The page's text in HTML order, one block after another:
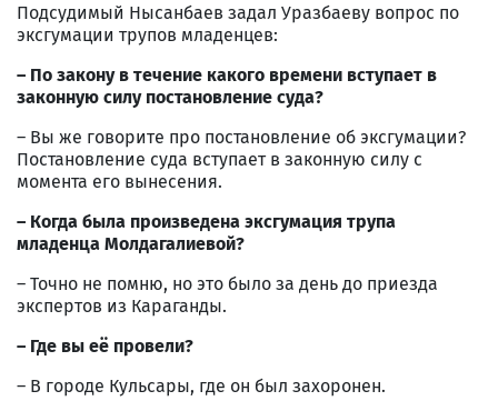
Подсудимый Нысанбаев задал Уразбаеву вопрос по
эксгумации трупов младенцев:
– По закону в течение какого времени вступает в
законную силу постановление суда?
– Вы же говорите про постановление об эксгумации?
Постановление суда вступает в законную силу с
момента его вынесения.
– Когда была произведена эксгумация трупа
младенца Молдагалиевой?
– Точно не помню, но это было за день до приезда
экспертов из Караганды.
– Где вы её провели?
– В городе Кульсары, где он был захоронен.